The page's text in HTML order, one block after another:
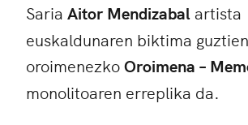
Saria Aitor Mendizabal artista
euskaldunaren biktima guztien
oroimenezkoOroimena –
monolitoaren erreplika da.